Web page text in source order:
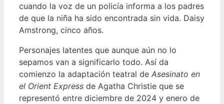
cuando la voz de un policía informa a los padres
de que la niña ha sido encontrada sin vida. Daisy
Amstrong, cinco años.
Personajes latentes que aunque aún no lo
sepamos van a significarlo todo. Así da
comienzo la adaptación teatral de Asesinato en
el Orient Express de Agatha Christie que se
representó entre diciembre de 2024 y enero de